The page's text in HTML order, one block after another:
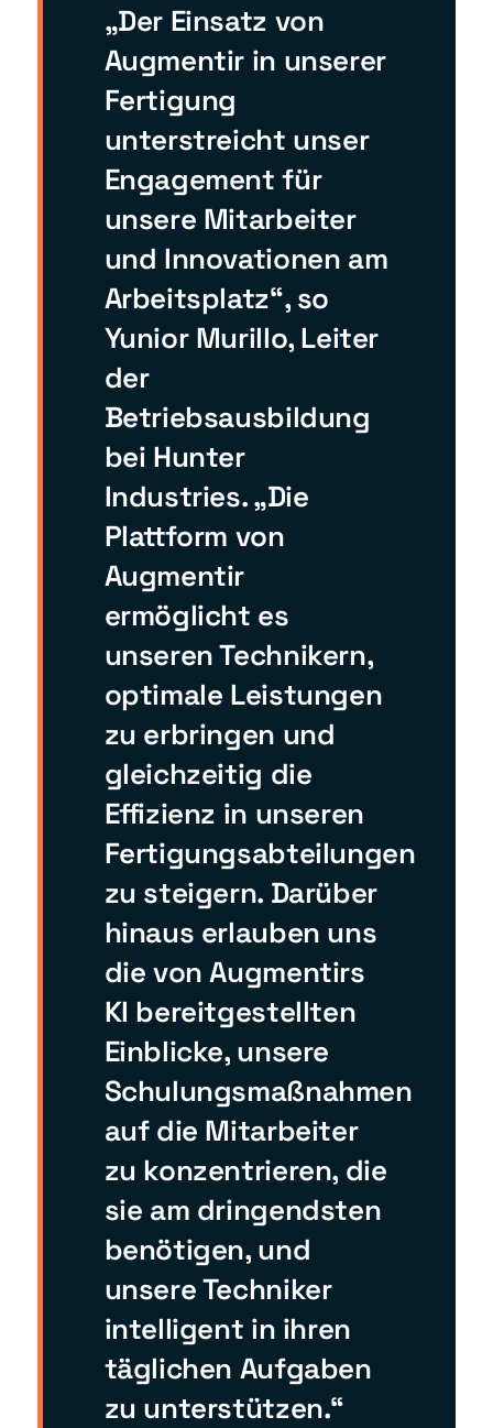
„Der Einsatz von
Augmentir in unserer
Fertigung
unterstreicht unser
Engagement für
unsere Mitarbeiter
und Innovationen am
Arbeitsplatz“, so
Yunior Murillo, Leiter
der
Betriebsausbildung
bei Hunter
Industries. „Die
Plattform von
Augmentir
ermöglicht es
unseren Technikern,
optimale Leistungen
zu erbringen und
gleichzeitig die
Effizienz in unseren
Fertigungsabteilungen
zu steigern. Darüber
hinaus erlauben uns
die von Augmentirs
KI bereitgestellten
Einblicke, unsere
Schulungsmaßnahmen
auf die Mitarbeiter
zu konzentrieren, die
sie am dringendsten
benötigen, und
unsere Techniker
intelligent in ihren
täglichen Aufgaben
zu unterstützen.“